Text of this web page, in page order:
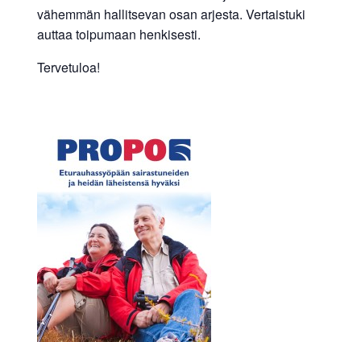
vähemmän hallitsevan osan arjesta. Vertaistuki
auttaa toipumaan henkisesti.
Tervetuloa!